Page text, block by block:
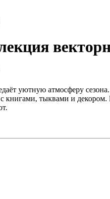
уютную атмосферу
тыквами и